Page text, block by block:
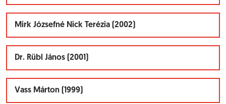
Mirk Józsefné Nick Terézia (2002)
Dr. Rübl János (2001)
Vass Márton (1999)